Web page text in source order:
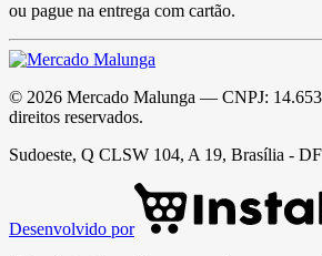
ou pague na entrega com cartão.
© 2026 Mercado Malunga — CNPJ:
direitos reservados.
Sudoeste, Q CLSW 104, A 19, Brasília - DF
Desenvolvido por